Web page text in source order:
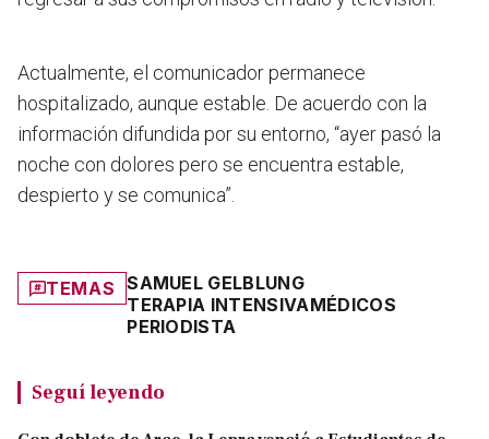
Actualmente, el comunicadorpermanece
hospitalizado, aunque estable . De acuerdo con la
información difundida por su entorno, “ayer pasó la
noche con dolores pero se encuentra estable,
despierto y se comunica”.
TEMAS
SAMUEL GELBLUNG
TERAPIA INTENSIVAMÉDICOS
PERIODISTA
Seguí leyendo